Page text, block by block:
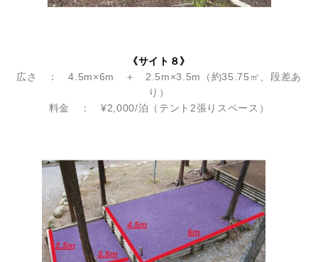
《サイト８》
広さ ： 4.5m×6m ＋ 2.5m×3.5m（約35.75㎡、段差あ
り）
料金 ： ¥2,000/泊（テント2張りスペース）